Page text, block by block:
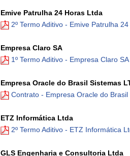
Emive Patrulha 24 Horas Ltda
2º Termo Aditivo - Emive Patrulha
Empresa Claro SA
1º Termo Aditivo - Empresa Claro SA
Empresa Oracle do Brasil Sistemas
Contrato - Empresa Oracle do Brasil
ETZ Informática Ltda
2º Termo Aditivo - ETZ Informática
GLS Engenharia e Consultoria Ltda